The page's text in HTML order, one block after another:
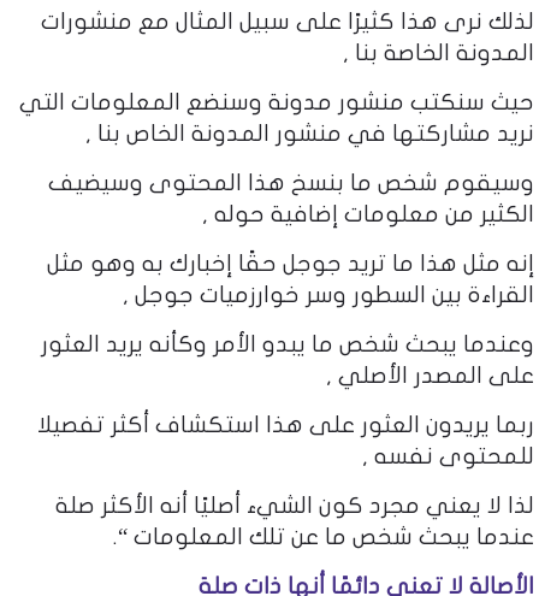
لذلك نرى هذا كثيرًا على سبيل المثال مع منشورات
المدونة الخاصة بنا ,
حيث سنكتب منشور مدونة وسنضع المعلومات التي
نريد مشاركتها في منشور المدونة الخاص بنا ,
وسيقوم شخص ما بنسخ هذا المحتوى وسيضيف
الكثير من معلومات إضافية حوله ,
إنه مثل هذا ما تريد جوجل حقًا إخبارك به وهو مثل
القراءة بين السطور وسر خوارزميات جوجل ,
وعندما يبحث شخص ما يبدو الأمر وكأنه يريد العثور
على المصدر الأصلي ,
ربما يريدون العثور على هذا استكشاف أكثر تفصيلا
للمحتوى نفسه ,
لذا لا يعني مجرد كون الشيء أصليًا أنه الأكثر صلة
عندما يبحث شخص ما عن تلك المعلومات “.
الأصالة لا تعني دائمًا أنها ذات صلة